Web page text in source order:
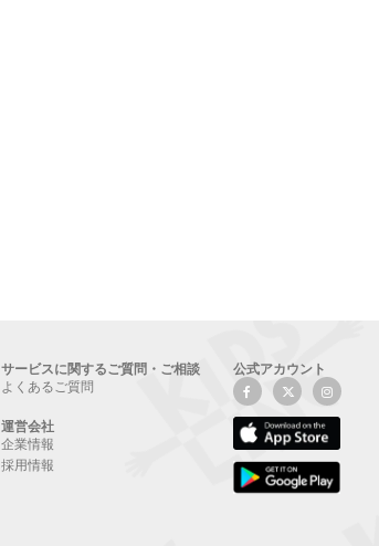
サービスに関するご質問・ご相談
よくあるご質問
運営会社
企業情報
採用情報
公式アカウント